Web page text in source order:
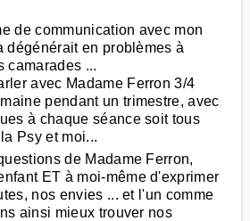
de communication avec mon
dégénérait en problèmes à
camarades ...
avec Madame Ferron 3/4
pendant un trimestre, avec
à chaque séance soit tous
Psy et moi...
de Madame Ferron,
ET à moi-même d'exprimer
nos envies ... et l'un comme
ainsi mieux trouver nos